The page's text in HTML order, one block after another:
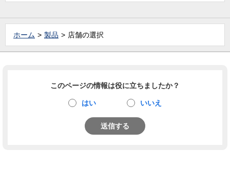
ホーム 製品 店舗の選択
このページの情報は役に立ちましたか？
はい いいえ
送信する